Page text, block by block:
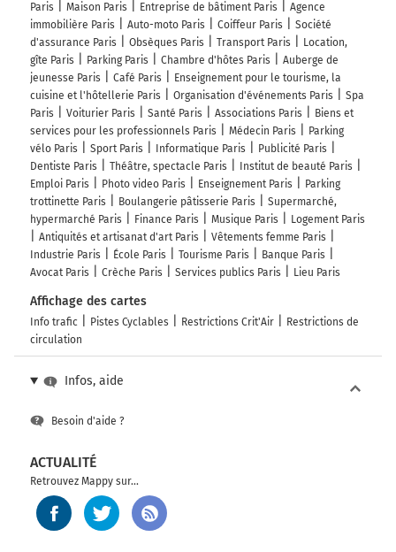
Paris
Maison Paris Entreprise de bâtiment Paris
Agence
immobilière Paris
Auto-moto Paris Coiffeur Paris
Société
d'assurance Paris
Obsèques Paris Transport Paris
Location,
gîte Paris
Parking Paris Chambre d'hôtes Paris
Auberge de
jeunesse Paris
Café Paris
Enseignement pour le tourisme, la
cuisine et l'hôtellerie Paris
Organisation d'événements Paris
Spa
Paris
Voiturier Paris Santé Paris Associations Paris
Biens et
services pour les professionnels Paris
Médecin Paris
Parking
vélo Paris
Sport Paris Informatique Paris
Publicité Paris
Dentiste Paris
Théâtre, spectacle Paris
Institut de beauté Paris
Emploi Paris
Photo video Paris Enseignement Paris
Parking
trottinette Paris
Boulangerie pâtisserie Paris
Supermarché,
hypermarché Paris
Finance Paris Musique Paris
Logement Paris
Antiquités et artisanat d'art Paris
Vêtements femme Paris
Industrie Paris
École Paris Tourisme Paris
Banque Paris
Avocat Paris
Crèche Paris Services publics Paris Lieu Paris
Affichage des cartes
Info trafic Pistes Cyclables Restrictions Crit'Air
Restrictions de
circulation
Infos, aide
Besoin d'aide ?
ACTUALITÉ
Retrouvez Mappy sur...